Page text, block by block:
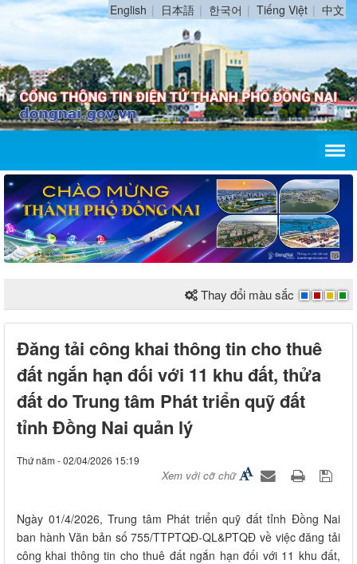
English 日本語 한국어 Tiếng Việt 中文
Thay đổi màu sắc
Đăng tải công khai thông tin cho thuê
đất ngắn hạn đối với 11 khu đất, thửa
đất do Trung tâm Phát triển quỹ đất
tỉnh Đồng Nai quản lý
Thứ năm - 02/04/2026 15:19
Xem với cỡ chữ
Ngày 01/4/2026, Trung tâm Phát triển quỹ đất tỉnh Đồng Nai
ban hành Văn bản số 755/TTPTQĐ-QL&PTQĐ về việc đăng tải
công khai thông tin cho thuê đất ngắn hạn đối với 11 khu đất,